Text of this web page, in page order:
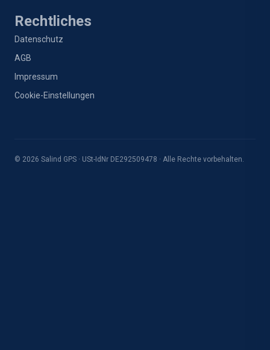
Rechtliches
Datenschutz
AGB
Impressum
Cookie-Einstellungen
© 2026 Salind GPS · USt-IdNr DE292509478 · Alle Rechte vorbehalten.